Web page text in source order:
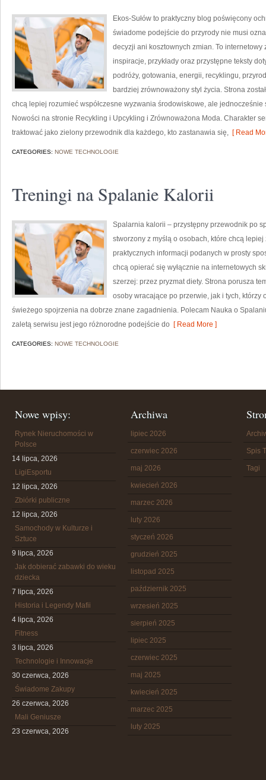
Ekos-Sułów to praktyczny blog poświęcony
świadome podejście do przyrody nie musi
decyzji ani kosztownych zmian. To
inspiracje, przykłady oraz przystępne teksty
podróży, gotowania, energii, recyklingu,
bardziej zrównoważony styl życia. Strona
chcą lepiej rozumieć współczesne wyzwania środowiskowe, ale
Nowości na stronie Recykling i Upcykling i Zrównoważona Moda. Charakter
traktować jako zielony przewodnik dla każdego, kto zastanawia się, [ Read
CATEGORIES: NOWE TECHNOLOGIE
Treningi na Spalanie Kalorii
Spalarnia kalorii – przystępny przewodnik po
stworzony z myślą o osobach, które chcą
praktycznych informacji podanych w prosty
chcą opierać się wyłącznie na internetowych
szerzej: przez pryzmat diety. Strona porusza
osoby wracające po przerwie, jak i tych,
świeżego spojrzenia na dobrze znane zagadnienia. Polecam Nauka o
zaletą serwisu jest jego różnorodne podejście do [ Read More ]
CATEGORIES: NOWE TECHNOLOGIE
Nowe wpisy:
Rynek Nieruchomości w
Polsce
14 lipca, 2026
LigiEsportu
12 lipca, 2026
Zbiórki publiczne
12 lipca, 2026
Samochody w Kulturze i
Sztuce
9 lipca, 2026
Jak dobierać zabawki do wieku
dziecka
7 lipca, 2026
Historia i Legendy Mafii
4 lipca, 2026
Fitness
3 lipca, 2026
Technologie i Innowacje
30 czerwca, 2026
Świadome Zakupy
26 czerwca, 2026
Mali Geniusze
23 czerwca, 2026
Archiwa
lipiec 2026
czerwiec 2026
maj 2026
kwiecień 2026
marzec 2026
luty 2026
styczeń 2026
grudzień 2025
listopad 2025
październik 2025
wrzesień 2025
sierpień 2025
lipiec 2025
czerwiec 2025
maj 2025
kwiecień 2025
marzec 2025
luty 2025
Spis
Tagi